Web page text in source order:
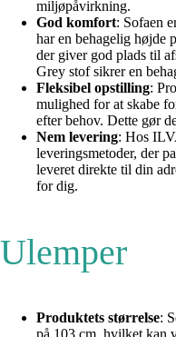
miljøpåvirkning.
God komfort: Sofaen
har en behagelig højde
der giver god plads til
Grey stof sikrer en
Fleksibel opstilling:
mulighed for at skabe
efter behov. Dette gør
Nem levering: Hos
leveringsmetoder, der
leveret direkte til din
for dig.
Ulemper
Produktets størrelse:
på 103 cm, hvilket kan